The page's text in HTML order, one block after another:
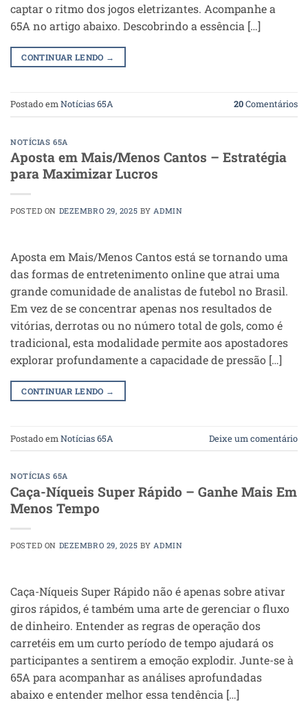
captar o ritmo dos jogos eletrizantes. Acompanhe a
65A no artigo abaixo. Descobrindo a essência […]
CONTINUAR LENDO →
Postado em Notícias 65A 20Comentários
NOTÍCIAS 65A
Aposta em Mais/Menos Cantos – Estratégia
para Maximizar Lucros
POSTED ON DEZEMBRO 29, 2025 BYADMIN
Aposta em Mais/Menos Cantos está se tornando uma
das formas de entretenimento online que atrai uma
grande comunidade de analistas de futebol no Brasil.
Em vez de se concentrar apenas nos resultados de
vitórias, derrotas ou no número total de gols, como é
tradicional, esta modalidade permite aos apostadores
explorar profundamente a capacidade de pressão […]
CONTINUAR LENDO →
Postado em Notícias 65A Deixe um comentário
NOTÍCIAS 65A
Caça-Níqueis Super Rápido – Ganhe Mais Em
Menos Tempo
POSTED ON DEZEMBRO 29, 2025 BY ADMIN
Caça-Níqueis Super Rápido não é apenas sobre ativar
giros rápidos, é também uma arte de gerenciar o fluxo
de dinheiro. Entender as regras de operação dos
carretéis em um curto período de tempo ajudará os
participantes a sentirem a emoção explodir. Junte-se à
65A para acompanhar as análises aprofundadas
abaixo e entender melhor essa tendência […]